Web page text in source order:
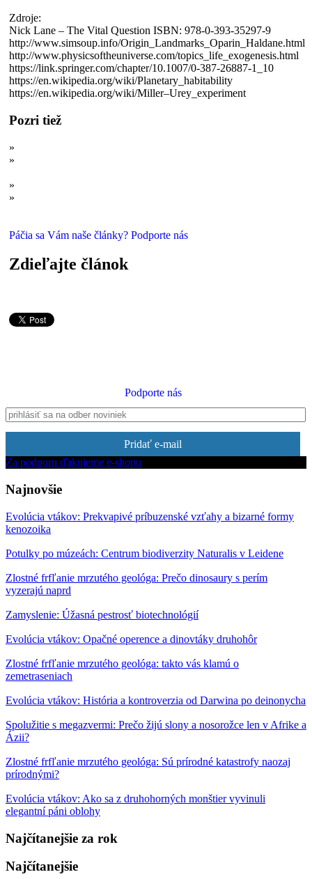
Zdroje:
Nick Lane – The Vital Question ISBN: 978-0-393-35297-9
http://www.simsoup.info/Origin_Landmarks_Oparin_Haldane.html
http://www.physicsoftheuniverse.com/topics_life_exogenesis.html
https://link.springer.com/chapter/10.1007/0-387-26887-1_10
https://en.wikipedia.org/wiki/Planetary_habitability
https://en.wikipedia.org/wiki/Miller–Urey_experiment
Pozri tiež
»
»
»
»
Páčia sa Vám naše články? Podporte nás
Zdieľajte článok
Podporte nás
Pridať e-mail
Za podporu ďakujeme e-shopu
Najnovšie
Evolúcia vtákov: Prekvapivé príbuzenské vzťahy a bizarné formy
kenozoika
Potulky po múzeách: Centrum biodiverzity Naturalis v Leidene
Zlostné frfľanie mrzutého geológa: Prečo dinosaury s perím
vyzerajú naprd
Zamyslenie: Úžasná pestrosť biotechnológií
Evolúcia vtákov: Opačné operence a dinovtáky druhohôr
Zlostné frfľanie mrzutého geológa: takto vás klamú o
zemetraseniach
Evolúcia vtákov: História a kontroverzia od Darwina po deinonycha
Spolužitie s megazvermi: Prečo žijú slony a nosorožce len v Afrike a
Ázii?
Zlostné frfľanie mrzutého geológa: Sú prírodné katastrofy naozaj
prírodnými?
Evolúcia vtákov: Ako sa z druhohorných monštier vyvinuli
elegantní páni oblohy
Najčítanejšie za rok
Najčítanejšie